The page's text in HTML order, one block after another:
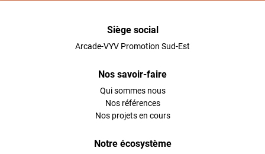
Siège social
Arcade-VYV Promotion Sud-Est
Nos savoir-faire
Qui sommes nous
Nos références
Nos projets en cours
Notre écosystème